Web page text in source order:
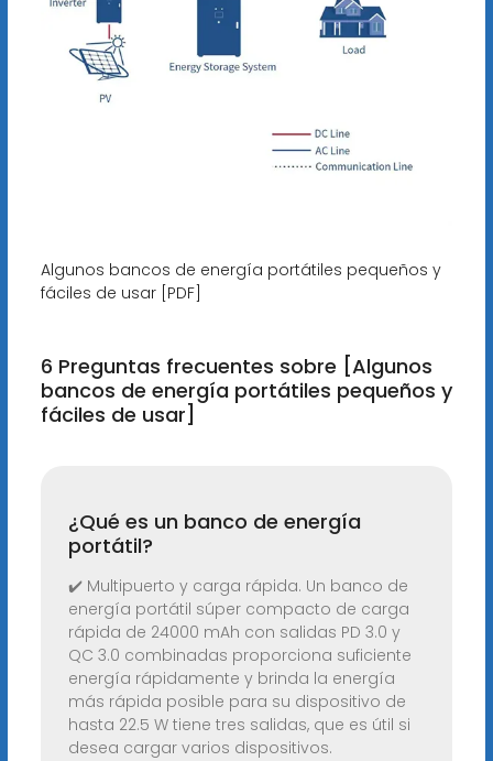
Algunos bancos de energía portátiles pequeños y
fáciles de usar [PDF]
6 Preguntas frecuentes sobre [Algunos
bancos de energía portátiles pequeños y
fáciles de usar]
¿Qué es un banco de energía
portátil?
✔️ Multipuerto y carga rápida. Un banco de
energía portátil súper compacto de carga
rápida de 24000 mAh con salidas PD 3.0 y
QC 3.0 combinadas proporciona suficiente
energía rápidamente y brinda la energía
más rápida posible para su dispositivo de
hasta 22.5 W tiene tres salidas, que es útil si
desea cargar varios dispositivos.